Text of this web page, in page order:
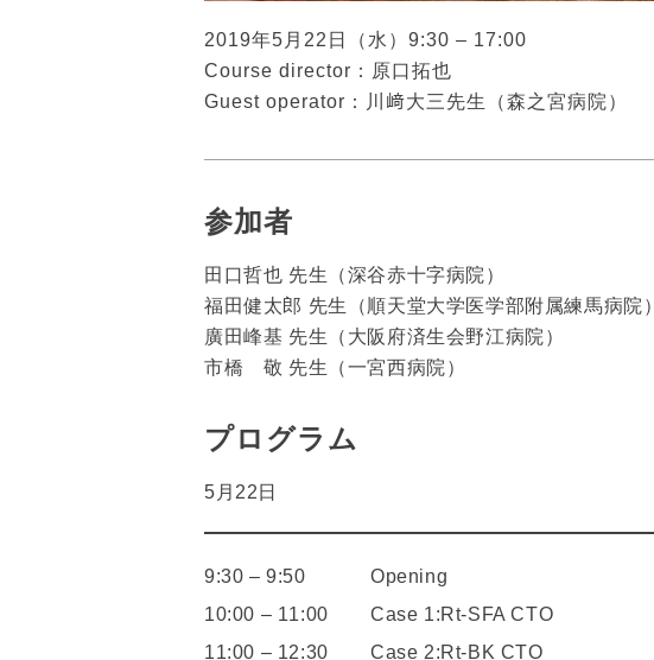
2019年5月22日（水）9:30 – 17:00
Course director：原口拓也
Guest operator：川﨑大三先生（森之宮病院）
参加者
田口哲也 先生（深谷赤十字病院）
福田健太郎 先生（順天堂大学医学部附属練馬病院）
廣田峰基 先生（大阪府済生会野江病院）
市橋 敬 先生（一宮西病院）
プログラム
5月22日
9:30 – 9:50
Opening
10:00 – 11:00
Case 1:Rt-SFA CTO
11:00 – 12:30
Case 2:Rt-BK CTO